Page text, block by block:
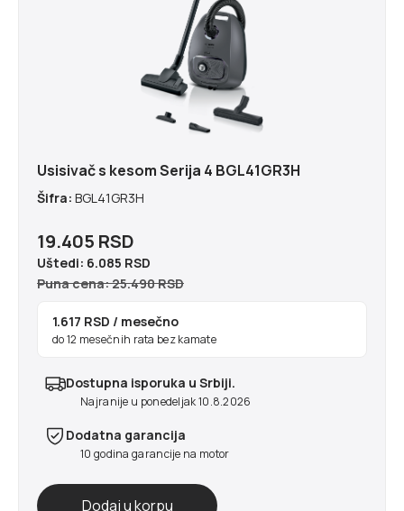
Usisivač s kesom Serija 4 BGL41GR3H
Šifra: BGL41GR3H
19.405 RSD
Uštedi: 6.085 RSD
Puna cena: 25.490 RSD
1.617 RSD / mesečno
do 12 mesečnih rata bez kamate
Dostupna isporuka u Srbiji.
Najranije u ponedeljak 10.8.2026
Dodatna garancija
10 godina garancije na motor